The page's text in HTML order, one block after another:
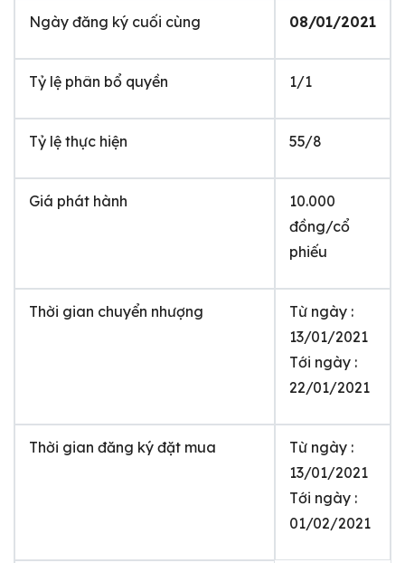
Ngày đăng ký cuối cùng 08/01/2021
Tỷ lệ phân bổ quyền 1/1
Tỷ lệ thực hiện 55/8
Giá phát hành
10.000
đồng/cổ
phiếu
Thời gian chuyển nhượng
Từ ngày :
13/01/2021
Tới ngày :
22/01/2021
Thời gian đăng ký đặt mua
Từ ngày :
13/01/2021
Tới ngày :
01/02/2021